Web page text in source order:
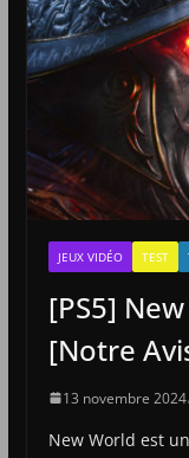
JEUX VIDÉO TEST
[PS5]
[Notre
13 novembre 2024
New World est